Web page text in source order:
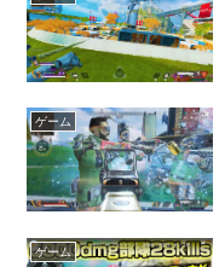
ゲーム
ゲーム